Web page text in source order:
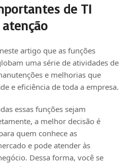
de TI
artigo que as funções
uma série de atividades de
e melhorias que
e eficiência de toda a empresa.
essas funções sejam
a melhor decisão é
quem conhece as
e pode atender às
Dessa forma, você se